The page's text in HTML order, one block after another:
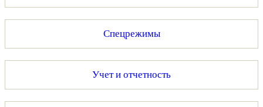
Спецрежимы
Учет и отчетность